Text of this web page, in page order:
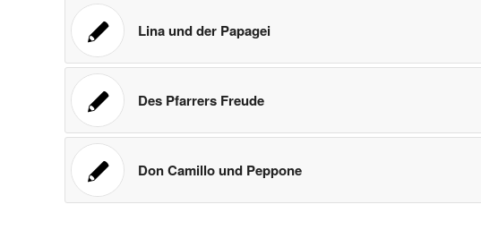
Lina und der Papagei
Des Pfarrers Freude
Don Camillo und Peppone